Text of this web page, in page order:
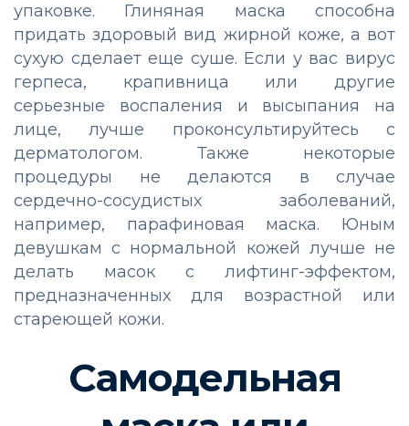
упаковке. Глиняная маска способна
придать здоровый вид жирной коже, а вот
сухую сделает еще суше. Если у вас вирус
герпеса, крапивница или другие
серьезные воспаления и высыпания на
лице, лучше проконсультируйтесь с
дерматологом. Также некоторые
процедуры не делаются в случае
сердечно-сосудистых заболеваний,
например, парафиновая маска. Юным
девушкам с нормальной кожей лучше не
делать масок с лифтинг-эффектом,
предназначенных для возрастной или
стареющей кожи.
Самодельная